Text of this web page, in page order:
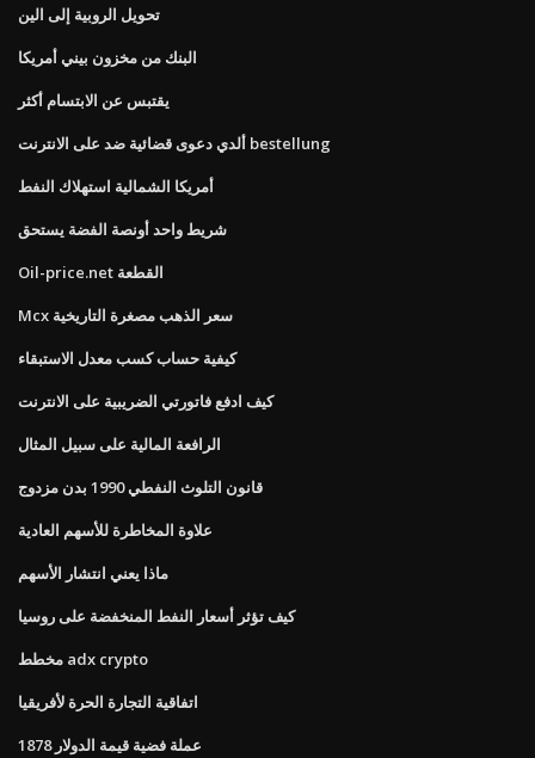
تحويل الروبية إلى الين
البنك من مخزون بيني أمريكا
يقتبس عن الابتسام أكثر
ألدي دعوى قضائية ضد على الانترنت bestellung
أمريكا الشمالية استهلاك النفط
شريط واحد أونصة الفضة يستحق
Oil-price.net القطعة
Mcx سعر الذهب مصغرة التاريخية
كيفية حساب كسب معدل الاستبقاء
كيف ادفع فاتورتي الضريبية على الانترنت
الرافعة المالية على سبيل المثال
قانون التلوث النفطي 1990 بدن مزدوج
علاوة المخاطرة للأسهم العادية
ماذا يعني انتشار الأسهم
كيف تؤثر أسعار النفط المنخفضة على روسيا
مخطط adx crypto
اتفاقية التجارة الحرة لأفريقيا
1878 عملة فضية قيمة الدولار